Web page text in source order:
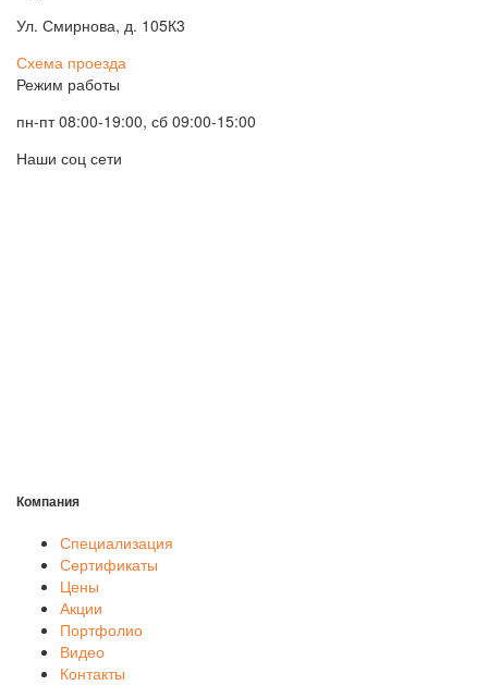
Ул. Смирнова, д. 105К3
Схема проезда
Режим работы
пн-пт 08:00-19:00, сб 09:00-15:00
Наши соц сети
Компания
Специализация
Сертификаты
Цены
Акции
Портфолио
Видео
Контакты